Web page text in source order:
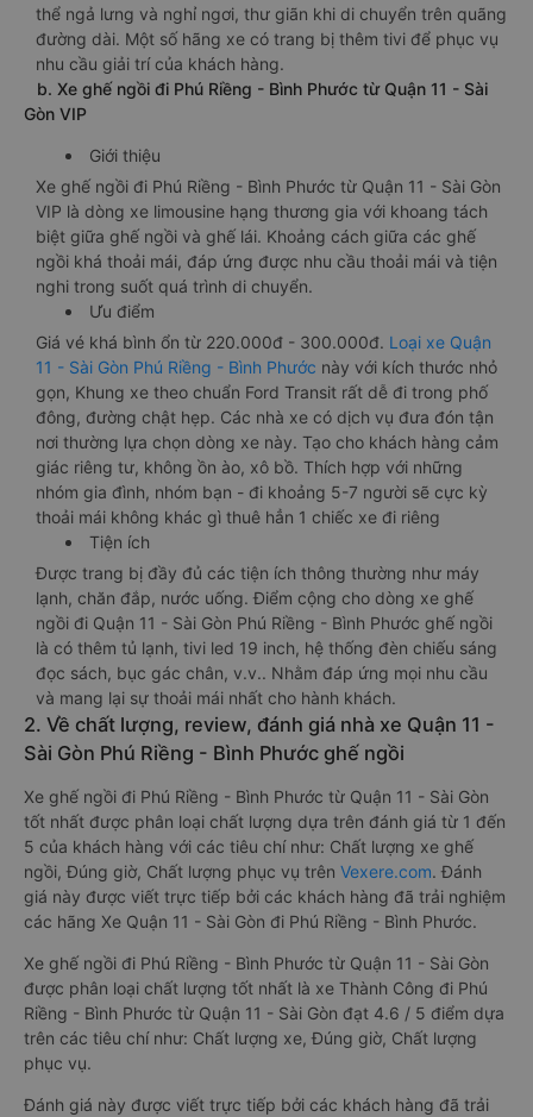
thể ngả lưng và nghỉ ngơi, thư giãn khi di chuyển trên quãng
đường dài. Một số hãng xe có trang bị thêm tivi để phục vụ
nhu cầu giải trí của khách hàng.
b. Xe ghế ngồi đi Phú Riềng - Bình Phước từ Quận 11 - Sài
Gòn VIP
Giới thiệu
Xe ghế ngồi đi Phú Riềng - Bình Phước từ Quận 11 - Sài Gòn
VIP là dòng xe limousine hạng thương gia với khoang tách
biệt giữa ghế ngồi và ghế lái. Khoảng cách giữa các ghế
ngồi khá thoải mái, đáp ứng được nhu cầu thoải mái và tiện
nghi trong suốt quá trình di chuyển.
Ưu điểm
Giá vé khá bình ổn từ 220.000đ - 300.000đ. Loại xe Quận
11 - Sài Gòn Phú Riềng - Bình Phước này với kích thước nhỏ
gọn, Khung xe theo chuẩn Ford Transit rất dễ đi trong phố
đông, đường chật hẹp. Các nhà xe có dịch vụ đưa đón tận
nơi thường lựa chọn dòng xe này. Tạo cho khách hàng cảm
giác riêng tư, không ồn ào, xô bồ. Thích hợp với những
nhóm gia đình, nhóm bạn - đi khoảng 5-7 người sẽ cực kỳ
thoải mái không khác gì thuê hẳn 1 chiếc xe đi riêng
Tiện ích
Được trang bị đầy đủ các tiện ích thông thường như máy
lạnh, chăn đắp, nước uống. Điểm cộng cho dòng xe ghế
ngồi đi Quận 11 - Sài Gòn Phú Riềng - Bình Phước ghế ngồi
là có thêm tủ lạnh, tivi led 19 inch, hệ thống đèn chiếu sáng
đọc sách, bục gác chân, v.v.. Nhằm đáp ứng mọi nhu cầu
và mang lại sự thoải mái nhất cho hành khách.
2. Về chất lượng, review, đánh giá nhà xe Quận 11 -
Sài Gòn Phú Riềng - Bình Phước ghế ngồi
Xe ghế ngồi đi Phú Riềng - Bình Phước từ Quận 11 - Sài Gòn
tốt nhất được phân loại chất lượng dựa trên đánh giá từ 1 đến
5 của khách hàng với các tiêu chí như: Chất lượng xe ghế
ngồi, Đúng giờ, Chất lượng phục vụ trên Vexere.com. Đánh
giá này được viết trực tiếp bởi các khách hàng đã trải nghiệm
các hãng Xe Quận 11 - Sài Gòn đi Phú Riềng - Bình Phước.
Xe ghế ngồi đi Phú Riềng - Bình Phước từ Quận 11 - Sài Gòn
được phân loại chất lượng tốt nhất là xe Thành Công đi Phú
Riềng - Bình Phước từ Quận 11 - Sài Gòn đạt 4.6 / 5 điểm dựa
trên các tiêu chí như: Chất lượng xe, Đúng giờ, Chất lượng
phục vụ.
Đánh giá này được viết trực tiếp bởi các khách hàng đã trải